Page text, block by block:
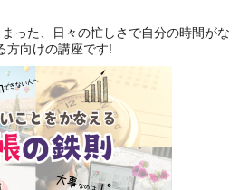
った、日々の忙しさで自分の時間がな
方向けの講座です!